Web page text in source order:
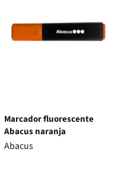
Marcador fluorescente
Abacus naranja
Abacus